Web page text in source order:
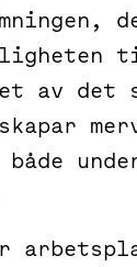
av det